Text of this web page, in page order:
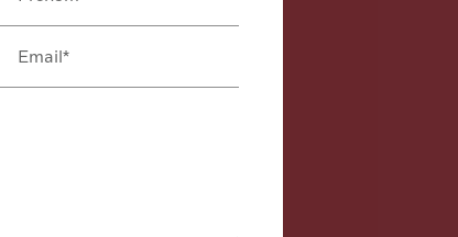
Email*